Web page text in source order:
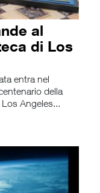
al
di Los
entra nel
della
Angeles...